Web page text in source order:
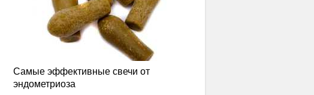
Самые эффективные свечи от
эндометриоза